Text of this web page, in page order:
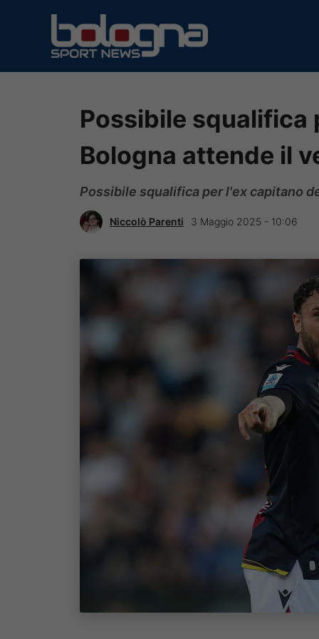
contenuto
Possibile squalifica
Bologna attende il
Possibile squalifica per l'ex capitano
Niccolò Parenti 3 Maggio 2025 - 10:06